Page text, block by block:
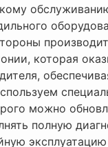
которая
можно
полную